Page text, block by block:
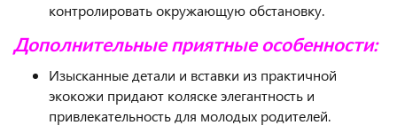
контролировать окружающую обстановку.
Дополнительные приятные особенности:
Изысканные детали и вставки из практичной
экокожи придают коляске элегантность и
привлекательность для молодых родителей.